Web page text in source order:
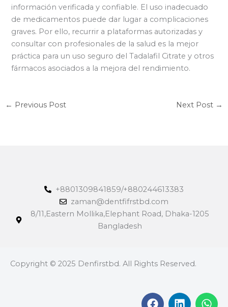
información verificada y confiable. El uso inadecuado
de medicamentos puede dar lugar a complicaciones
graves. Por ello, recurrir a plataformas autorizadas y
consultar con profesionales de la salud es la mejor
práctica para un uso seguro del Tadalafil Citrate y otros
fármacos asociados a la mejora del rendimiento.
← Previous Post Next Post →
+8801309841859/+880244613383
zaman@dentfifrstbd.com
8/11,Eastern Mollika,Elephant Road, Dhaka-1205
Bangladesh
Copyright © 2025 Denfirstbd. All Rights Reserved.
F
L
W